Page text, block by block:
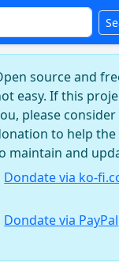
source and
easy. If this
please
to help
maintain and
Dondate via ko-
Dondate via PayPal